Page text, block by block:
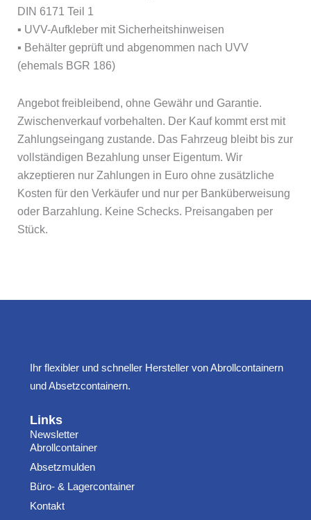
DIN 6171 Teil 1
▪ UVV-Aufkleber mit Sicherheitshinweisen
▪ Behälter geprüft und abgenommen nach UVV
(ehemals BGR 186)
Angebot freibleibend, ohne Gewähr und Garantie.
Zwischenverkauf vorbehalten. Der Kauf kommt erst mit
Zahlungseingang zustande. Das Fahrzeug bleibt bis zur
vollständigen Bezahlung unser Eigentum. Wir
akzeptieren nur Zahlungen in Euro ohne zusätzliche
Kosten für den Verkäufer und nur per Banküberweisung
oder Barzahlung. Keine Schecks. Preisangaben per
Stück.
Ihr flexibler und schneller Hersteller von Abrollcontainern
und Absetzcontainern.
Links
Newsletter
Abrollcontainer
Absetzmulden
Büro- & Lagercontainer
Kontakt